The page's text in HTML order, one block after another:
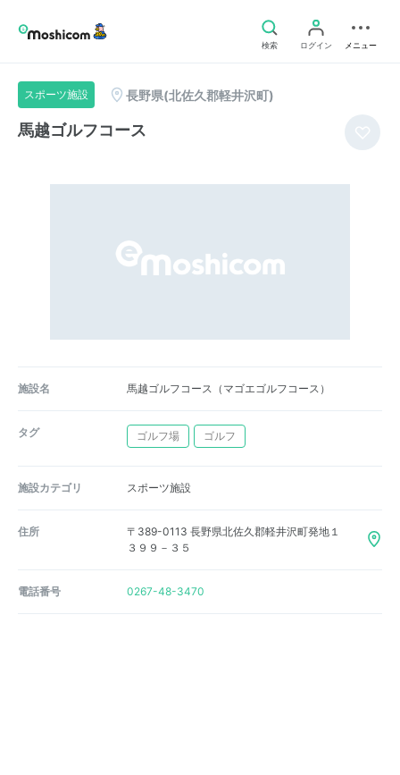
検索 ログイン メニュー
スポーツ施設 長野県(北佐久郡軽井沢町)
馬越ゴルフコース
施設名 馬越ゴルフコース（マゴエゴルフコース）
タグ ゴルフ場 ゴルフ
施設カテゴリ スポーツ施設
住所
〒389-0113 長野県北佐久郡軽井沢町発地１
３９９－３５
電話番号 0267-48-3470